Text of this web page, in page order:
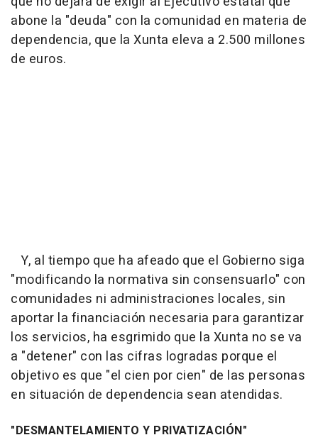
abone la "deuda" con la comunidad en materia de
dependencia, que la Xunta eleva a 2.500 millones
de euros.
Y, al tiempo que ha afeado que el Gobierno siga
"modificando la normativa sin consensuarlo" con
comunidades ni administraciones locales, sin
aportar la financiación necesaria para garantizar
los servicios, ha esgrimido que la Xunta no se va
a "detener" con las cifras logradas porque el
objetivo es que "el cien por cien" de las personas
en situación de dependencia sean atendidas.
"DESMANTELAMIENTO Y PRIVATIZACIÓN"